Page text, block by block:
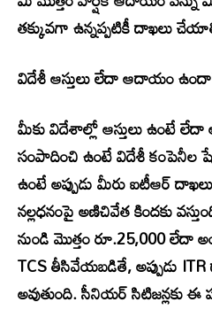
తక్కువగా ఉన్నప్పటికీ దాఖలు
విదేశీ ఆస్తులు లేదా ఆదాయం
మీకు విదేశాల్లో ఆస్తులు ఉంటే
సంపాదించి ఉంటే విదేశీ కంపెనీల
ఉంటే అప్పుడు మీరు ఐటీఆర్
నల్లధనంపై అణిచివేత కిందకు
నుండి మొత్తం రూ.25,000 లేదా
TCS తీసివేయబడితే, అప్పుడు
అవుతుంది. సీనియర్ సిటిజన్లకు